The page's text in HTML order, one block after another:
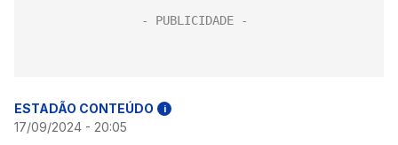
ESTADÃO CONTEÚDO i
17/09/2024 - 20:05